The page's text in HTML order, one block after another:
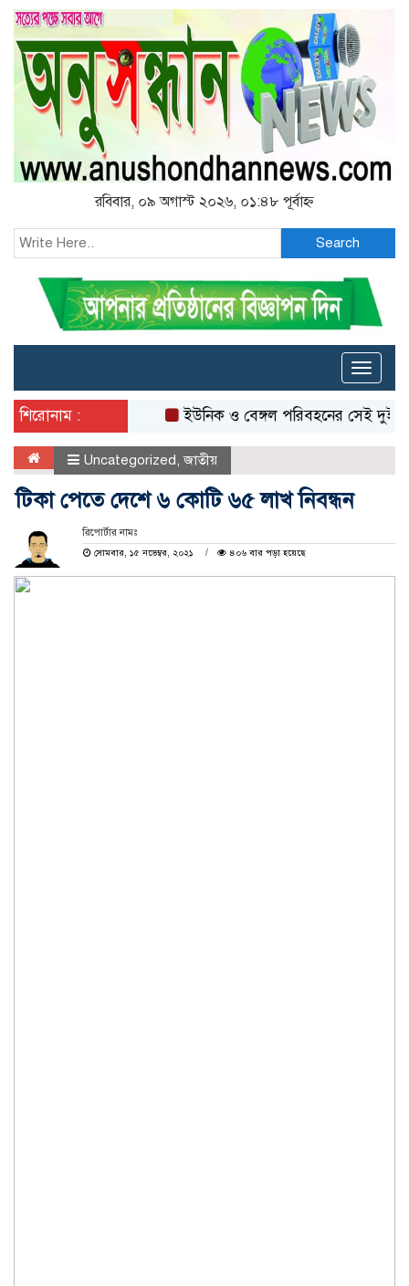
রবিবার, ০৯ অগাস্ট ২০২৬, ০১:৪৮ পূর্বাহ্ন
Search
Toggle
শিরোনাম :
ইউনিক ও বেঙ্গল পরিবহনের সেই দুই বাসের
Uncategorized,জাতীয়
টিকা পেতে দেশে ৬ কোটি ৬৫ লাখ নিবন্ধন
রিপোর্টার নামঃ
সোমবার, ১৫ নভেম্বর, ২০২১
৪০৬ বার পড়া হয়েছে